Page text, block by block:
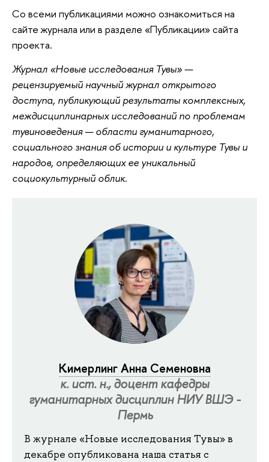
Со всеми публикациями можно ознакомиться на
сайте журнала или в разделе «Публикации» сайта
проекта.
Журнал «Новые исследования Тувы» —
рецензируемый научный журнал открытого
доступа, публикующий результаты комплексных,
междисциплинарных исследований по проблемам
тувиноведения — области гуманитарного,
социального знания об истории и культуре Тувы и
народов, определяющих ее уникальный
социокультурный облик.
Кимерлинг Анна Семеновна
к. ист. н., доцент кафедры
гуманитарных дисциплин НИУ ВШЭ -
Пермь
В журнале «Новые исследования Тувы» в
декабре опубликована наша статья с